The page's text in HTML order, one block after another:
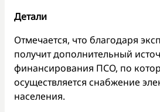
Детали
Отмечается, что благодаря
получит дополнительный
финансирования ПСО, по
осуществляется снабжение
населения.